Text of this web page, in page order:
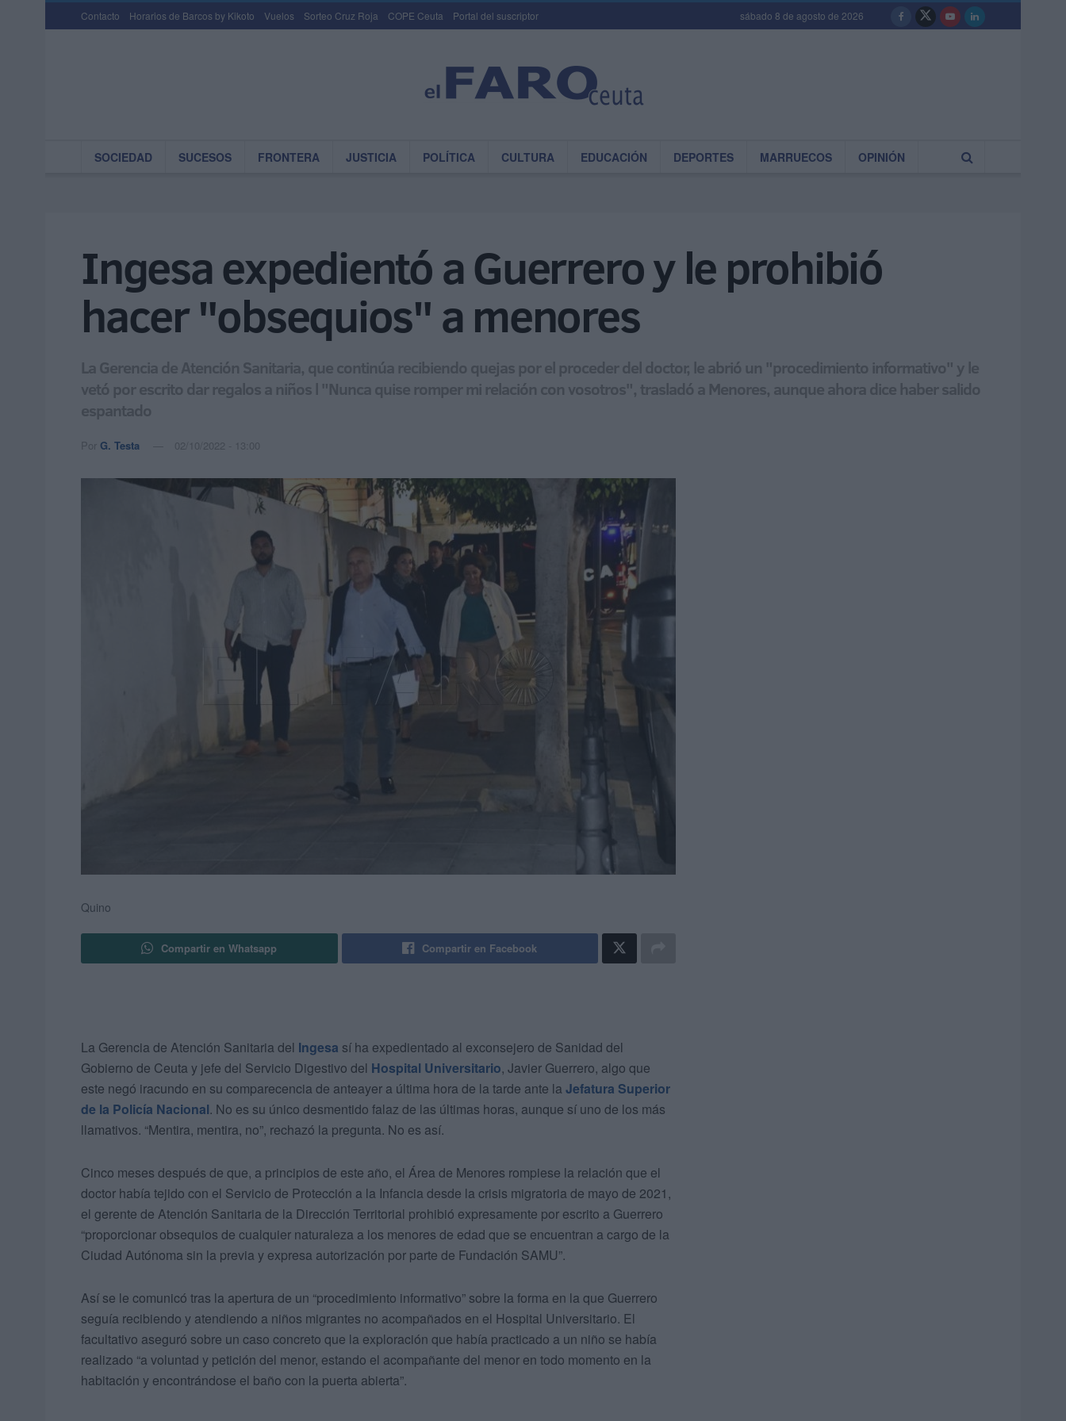
Contacto Horarios de Barcos by Kikoto Vuelos Sorteo Cruz Roja COPE Ceuta Portal del suscriptor sábado 8 de agosto de 2026
SOCIEDAD SUCESOS FRONTERA JUSTICIA POLÍTICA CULTURA EDUCACIÓN DEPORTES MARRUECOS OPINIÓN
Ingesa expedientó a Guerrero y le prohibió
hacer "obsequios" a menores
La Gerencia de Atención Sanitaria, que continúa recibiendo quejas por el proceder del doctor, le abrió un "procedimiento informativo" y le
vetó por escrito dar regalos a niños l "Nunca quise romper mi relación con vosotros", trasladó a Menores, aunque ahora dice haber salido
espantado
Por G. Testa 02/10/2022 - 13:00
Quino
Compartir en Whatsapp Compartir en Facebook
La Gerencia de Atención Sanitaria del Ingesa sí ha expedientado al exconsejero de Sanidad del
Gobierno de Ceuta y jefe del Servicio Digestivo del Hospital Universitario, Javier Guerrero, algo que
este negó iracundo en su comparecencia de anteayer a última hora de la tarde ante la Jefatura Superior
de la Policía Nacional. No es su único desmentido falaz de las últimas horas, aunque sí uno de los más
llamativos. “Mentira, mentira, no”, rechazó la pregunta. No es así.
Cinco meses después de que, a principios de este año, el Área de Menores rompiese la relación que el
doctor había tejido con el Servicio de Protección a la Infancia desde la crisis migratoria de mayo de 2021,
el gerente de Atención Sanitaria de la Dirección Territorial prohibió expresamente por escrito a Guerrero
“proporcionar obsequios de cualquier naturaleza a los menores de edad que se encuentran a cargo de la
Ciudad Autónoma sin la previa y expresa autorización por parte de Fundación SAMU”.
Así se le comunicó tras la apertura de un “procedimiento informativo” sobre la forma en la que Guerrero
seguía recibiendo y atendiendo a niños migrantes no acompañados en el Hospital Universitario. El
facultativo aseguró sobre un caso concreto que la exploración que había practicado a un niño se había
realizado “a voluntad y petición del menor, estando el acompañante del menor en todo momento en la
habitación y encontrándose el baño con la puerta abierta”.